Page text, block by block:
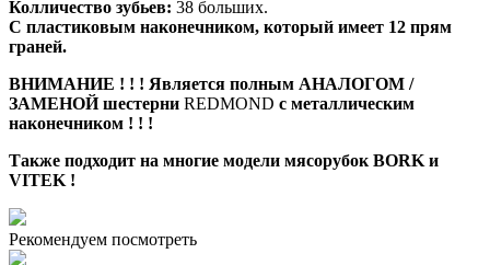
Колличество зубьев: 38 больших.
С пластиковым наконечником, который имеет 12 прям
граней.
ВНИМАНИЕ ! ! ! Является полным АНАЛОГОМ /
ЗАМЕНОЙ шестерни REDMOND с металлическим
наконечником ! ! !
Также подходит на многие модели мясорубок BORK и
VITEK !
Рекомендуем посмотреть